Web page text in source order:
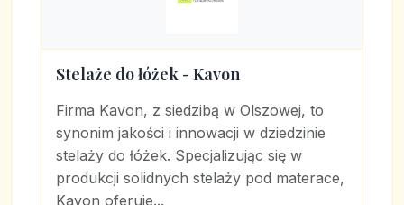
Stelaże do łóżek - Kavon
Firma Kavon, z siedzibą w Olszowej, to
synonim jakości i innowacji w dziedzinie
stelaży do łóżek. Specjalizując się w
produkcji solidnych stelaży pod materace,
Kavon oferuje...